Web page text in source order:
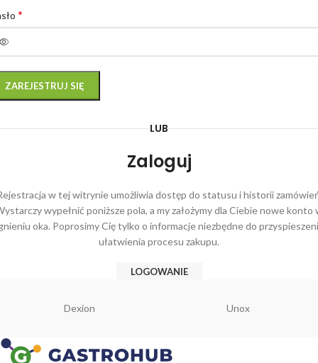
*
ZAREJESTRUJ SIĘ
LUB
Zaloguj
w tej witrynie umożliwia dostęp do statusu i historii
wypełnić poniższe pola, a my założymy dla Ciebie nowe konto
oka. Poprosimy Cię tylko o informacje niezbędne do
ułatwienia procesu zakupu.
LOGOWANIE
Dexion Unox